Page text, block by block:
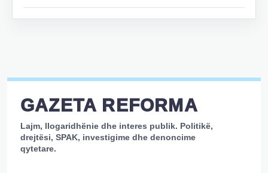
GAZETA REFORMA
Lajm, llogaridhënie dhe interes publik. Politikë,
drejtësi, SPAK, investigime dhe denoncime
qytetare.